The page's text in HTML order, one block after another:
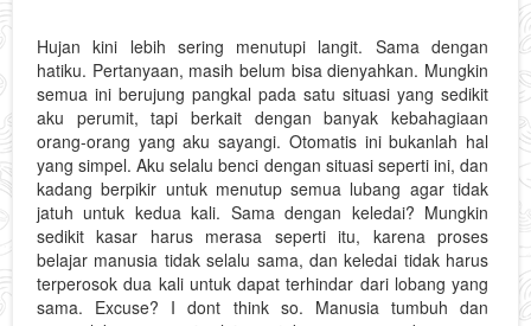
Hujan kini lebih sering menutupi langit. Sama dengan
hatiku. Pertanyaan, masih belum bisa dienyahkan. Mungkin
semua ini berujung pangkal pada satu situasi yang sedikit
aku perumit, tapi berkait dengan banyak kebahagiaan
orang-orang yang aku sayangi. Otomatis ini bukanlah hal
yang simpel. Aku selalu benci dengan situasi seperti ini, dan
kadang berpikir untuk menutup semua lubang agar tidak
jatuh untuk kedua kali. Sama dengan keledai? Mungkin
sedikit kasar harus merasa seperti itu, karena proses
belajar manusia tidak selalu sama, dan keledai tidak harus
terperosok dua kali untuk dapat terhindar dari lobang yang
sama. Excuse? I dont think so. Manusia tumbuh dan